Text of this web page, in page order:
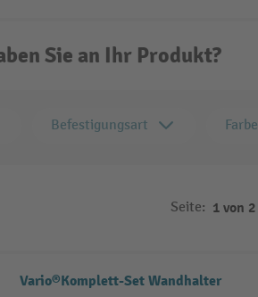
Sie an Ihr Produkt?
Befestigungsart Farbe
Seite: 1 von 2
Vario®Komplett-Set Wandhalter